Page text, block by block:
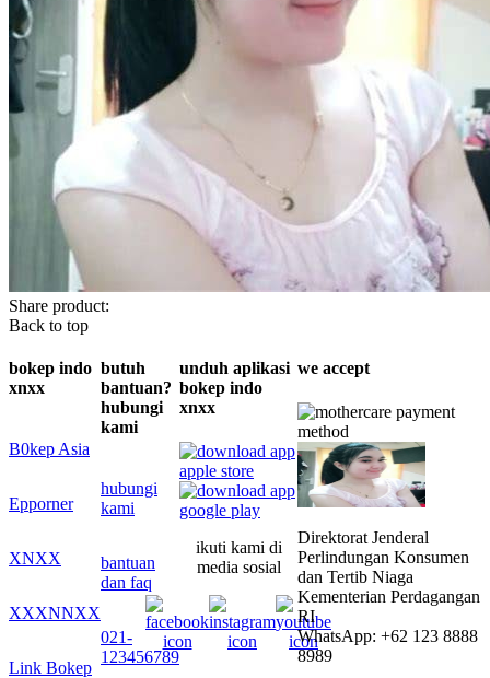
Share product:
Back to top
bokep indo
xnxx
B0kep Asia
Epporner
XNXX
XXXNNXX
Link Bokep
butuh
bantuan?
hubungi
kami
hubungi
kami
bantuan
dan faq
021-
123456789
unduh aplikasi
bokep indo
xnxx
ikuti kami di
media sosial
we accept
Direktorat Jenderal
Perlindungan Konsumen
dan Tertib Niaga
Kementerian Perdagangan
RI
WhatsApp: +62 123 8888
8989